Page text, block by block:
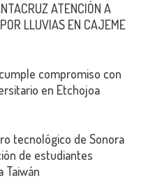
ATENCIÓN A
LLUVIAS EN CAJEME
compromiso con
en Etchojoa
tecnológico de Sonora
de estudiantes
Taiwán